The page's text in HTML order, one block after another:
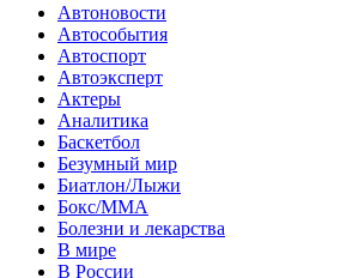
Автоновости
Автособытия
Автоспорт
Автоэксперт
Актеры
Аналитика
Баскетбол
Безумный мир
Биатлон/Лыжи
Бокс/MMA
Болезни и лекарства
В мире
В России